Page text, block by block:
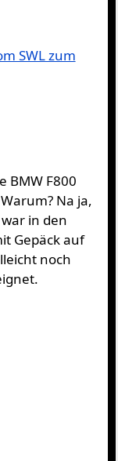
SWL zum
BMW F800
Na ja,
in den
Gepäck auf
noch